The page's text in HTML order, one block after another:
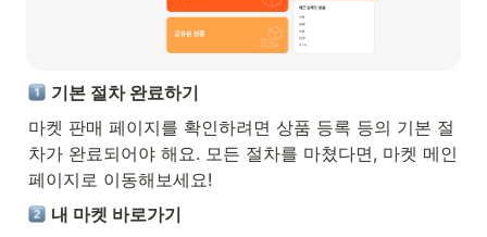
기본 절차 완료하기
마켓 판매 페이지를 확인하려면 상품 등록 등의 기본 절
차가 완료되어야 해요. 모든 절차를 마쳤다면, 마켓 메인
페이지로 이동해보세요!
내 마켓 바로가기